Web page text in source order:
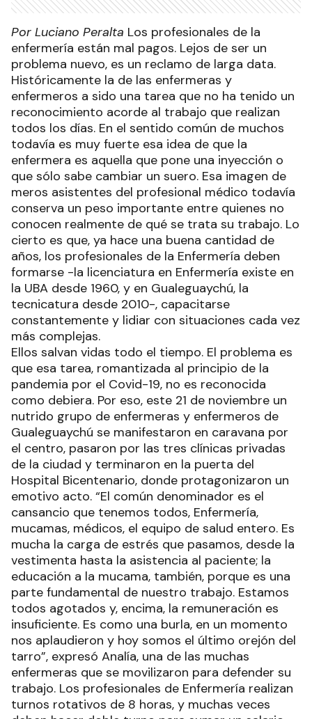
Por Luciano Peralta Los profesionales de la
enfermería están mal pagos. Lejos de ser un
problema nuevo, es un reclamo de larga data.
Históricamente la de las enfermeras y
enfermeros a sido una tarea que no ha tenido un
reconocimiento acorde al trabajo que realizan
todos los días. En el sentido común de muchos
todavía es muy fuerte esa idea de que la
enfermera es aquella que pone una inyección o
que sólo sabe cambiar un suero. Esa imagen de
meros asistentes del profesional médico todavía
conserva un peso importante entre quienes no
conocen realmente de qué se trata su trabajo. Lo
cierto es que, ya hace una buena cantidad de
años, los profesionales de la Enfermería deben
formarse -la licenciatura en Enfermería existe en
la UBA desde 1960, y en Gualeguaychú, la
tecnicatura desde 2010-, capacitarse
constantemente y lidiar con situaciones cada vez
más complejas.
Ellos salvan vidas todo el tiempo. El problema es
que esa tarea, romantizada al principio de la
pandemia por el Covid-19, no es reconocida
como debiera. Por eso, este 21 de noviembre un
nutrido grupo de enfermeras y enfermeros de
Gualeguaychú se manifestaron en caravana por
el centro, pasaron por las tres clínicas privadas
de la ciudad y terminaron en la puerta del
Hospital Bicentenario, donde protagonizaron un
emotivo acto. “El común denominador es el
cansancio que tenemos todos, Enfermería,
mucamas, médicos, el equipo de salud entero. Es
mucha la carga de estrés que pasamos, desde la
vestimenta hasta la asistencia al paciente; la
educación a la mucama, también, porque es una
parte fundamental de nuestro trabajo. Estamos
todos agotados y, encima, la remuneración es
insuficiente. Es como una burla, en un momento
nos aplaudieron y hoy somos el último orejón del
tarro”, expresó Analía, una de las muchas
enfermeras que se movilizaron para defender su
trabajo. Los profesionales de Enfermería realizan
turnos rotativos de 8 horas, y muchas veces